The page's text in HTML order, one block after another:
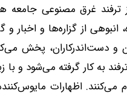
ترفند غرق مصنوعی جامعه
از گزاره‌ها و اخبار
و دست‌اندرکاران، پخش
به کار گرفته می‌شود و با
اظهارات